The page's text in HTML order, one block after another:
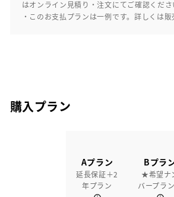
はオンライン見積り・注文にてご確認くださ
・このお支払プランは一例です。詳しくは販
購入プラン
Aプラン
延長保証＋2
年プラン
Bプラ
★希望ナ
バープラ